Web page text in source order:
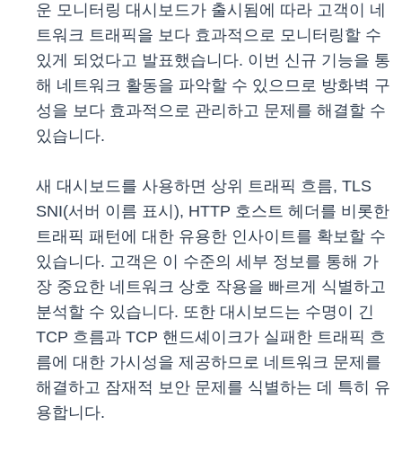
운 모니터링 대시보드가 출시됨에 따라 고객이 네
트워크 트래픽을 보다 효과적으로 모니터링할 수
있게 되었다고 발표했습니다. 이번 신규 기능을 통
해 네트워크 활동을 파악할 수 있으므로 방화벽 구
성을 보다 효과적으로 관리하고 문제를 해결할 수
있습니다.
새 대시보드를 사용하면 상위 트래픽 흐름, TLS
SNI(서버 이름 표시), HTTP 호스트 헤더를 비롯한
트래픽 패턴에 대한 유용한 인사이트를 확보할 수
있습니다. 고객은 이 수준의 세부 정보를 통해 가
장 중요한 네트워크 상호 작용을 빠르게 식별하고
분석할 수 있습니다. 또한 대시보드는 수명이 긴
TCP 흐름과 TCP 핸드셰이크가 실패한 트래픽 흐
름에 대한 가시성을 제공하므로 네트워크 문제를
해결하고 잠재적 보안 문제를 식별하는 데 특히 유
용합니다.